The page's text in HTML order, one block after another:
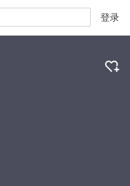
登录